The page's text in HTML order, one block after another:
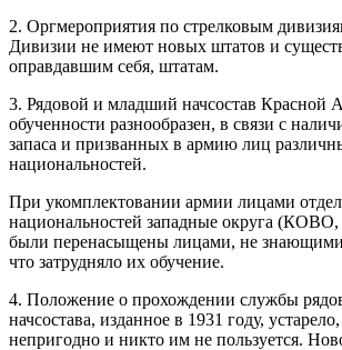
2. Оргмероприятия по стрелковым
Дивизии не имеют новых штатов и
оправдавшим себя, штатам.
3. Рядовой и младший начсостав Красной
обученности разнообразен, в связи с
запаса и призванных в армию лиц
национальностей.
При укомплектовании армии лицами
национальностей западные округа
были перенасыщены лицами, не знающими
что затрудняло их обучение.
4. Положение о прохождении службы
начсостава, изданное в 1931 году,
непригодно и никто им не пользуется.